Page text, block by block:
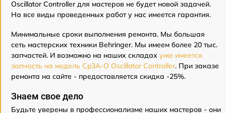
Oscillator Controller для мастеров не будет новой задачей.
На все виды проведенных работ у нас имеется гарантия.
Минимальные сроки выполнения ремонта. Мы большая
сеть мастерских техники Behringer. Мы имеем более 20 тыс.
запчастей. И возможно на наших складах уже имеется
запчасть на модель Cp3A-O Oscillator Controller. При заказе
ремонта на сайте - предоставляется скидка -25%.
Знаем свое дело
Будьте уверены в профессионализме наших мастеров - они